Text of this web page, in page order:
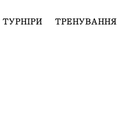
ТУРНІРИ ТРЕНУВАННЯ